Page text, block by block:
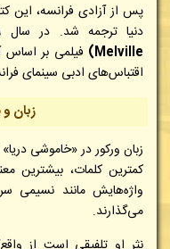
پس از آزادی فرانسه، این
دنیا ترجمه شد. در سال
Melville) فیلمی بر اساس
اقتباس‌های ادبی سینمای
زبان
زبان ورکور در «خاموشی
کمترین کلمات، بیشترین
واژه‌هایش مانند نسیمی
می‌گذارند.